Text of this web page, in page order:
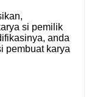
si pemilik
anda
pembuat karya